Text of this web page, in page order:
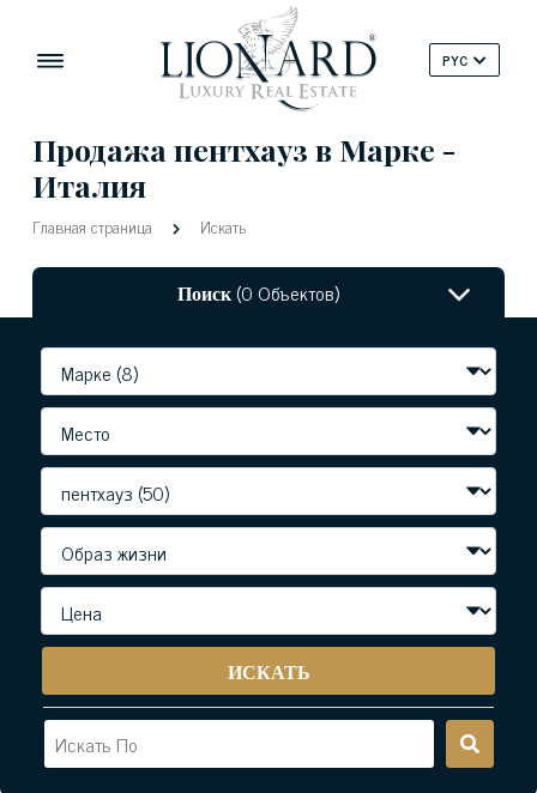
PYC
Продажа пентхауз в Марке -
Италия
Главная страница Искать
Поиск(0 Объектов)
ИСКАТЬ